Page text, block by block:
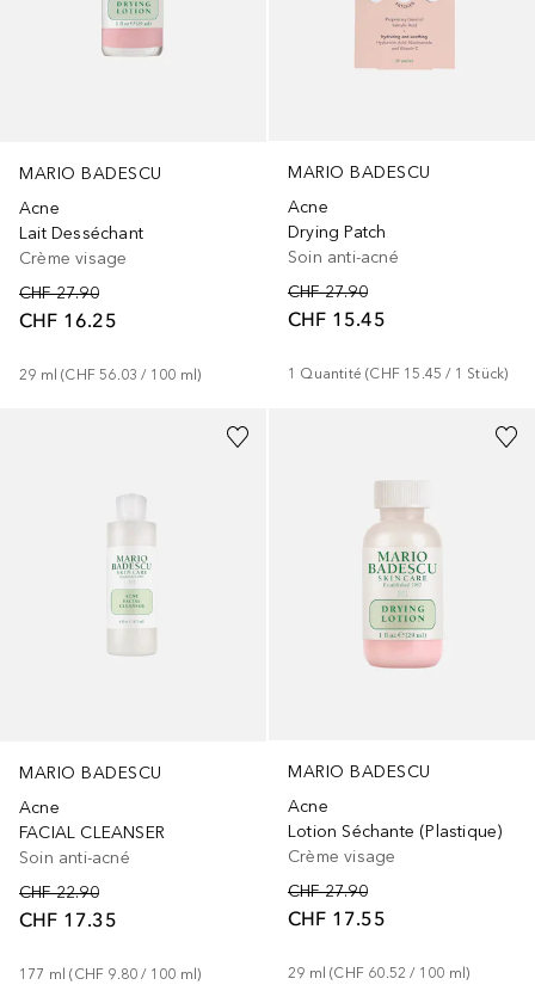
MARIO BADESCU
Acne
Lait Desséchant
Crème visage
CHF 27.90
CHF 16.25
29 ml (CHF 56.03 / 100 ml)
MARIO BADESCU
Acne
Drying Patch
Soin anti-acné
CHF 27.90
CHF 15.45
1 Quantité (CHF 15.45 / 1 Stück)
MARIO BADESCU
Acne
FACIAL CLEANSER
Soin anti-acné
CHF 22.90
CHF 17.35
177 ml (CHF 9.80 / 100 ml)
MARIO BADESCU
Acne
Lotion Séchante (Plastique)
Crème visage
CHF 27.90
CHF 17.55
29 ml (CHF 60.52 / 100 ml)